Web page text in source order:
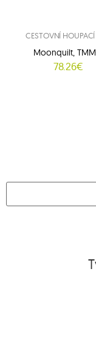
CESTOVNÍ HOUPACÍ
Moonquilt,
78.26€